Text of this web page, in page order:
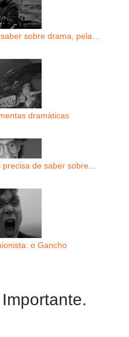
sobre drama, pela…
dramáticas
de saber sobre…
o Gancho